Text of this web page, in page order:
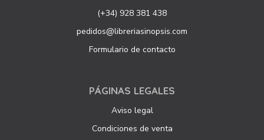
(+34) 928 381 438
pedidos@libreriasinopsis.com
Formulario de contacto
PÁGINAS LEGALES
Aviso legal
Condiciones de venta